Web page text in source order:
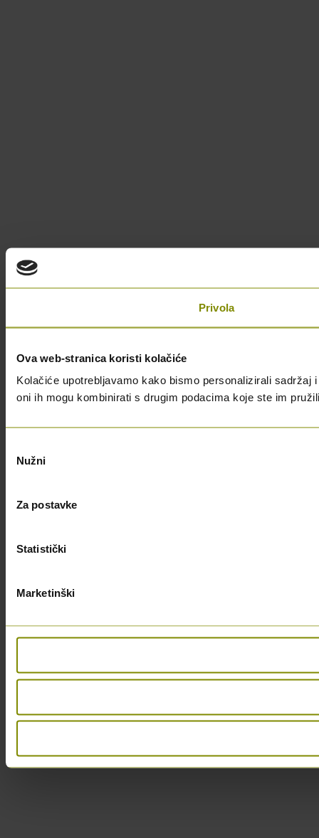
Privola
Ova web-stranica koristi kolačiće
Kolačiće upotrebljavamo kako bismo personalizirali
oni ih mogu kombinirati s drugim podacima koje ste im
pristanka
Nužni
Za postavke
Statistički
Marketinški